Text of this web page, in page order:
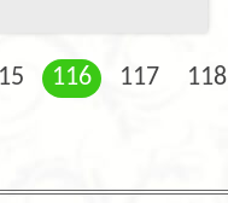
116 117 118